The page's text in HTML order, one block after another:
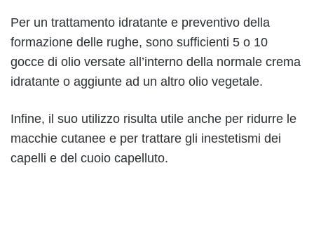
Per un trattamento idratante e preventivo della
formazione delle rughe, sono sufficienti 5 o 10
gocce di olio versate all’interno della normale crema
idratante o aggiunte ad un altro olio vegetale.
Infine, il suo utilizzo risulta utile anche per ridurre le
macchie cutanee e per trattare gli inestetismi dei
capelli e del cuoio capelluto.